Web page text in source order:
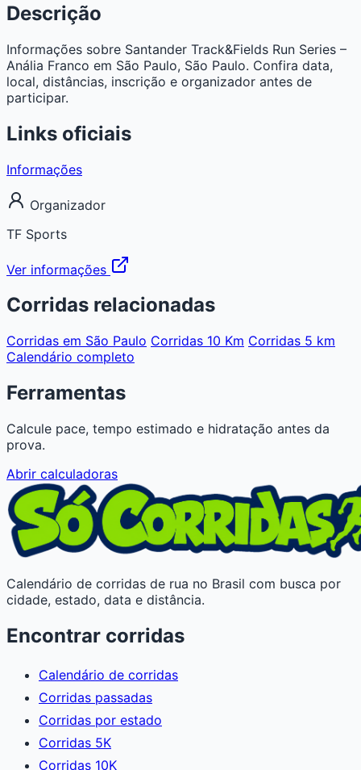
Descrição
Informações sobre Santander Track&Fields Run Series –
Anália Franco em São Paulo, São Paulo. Confira data,
local, distâncias, inscrição e organizador antes de
participar.
Links oficiais
Informações
Organizador
TF Sports
Ver informações
Corridas relacionadas
Corridas em São Paulo Corridas 10 Km Corridas 5 km
Calendário completo
Ferramentas
Calcule pace, tempo estimado e hidratação antes da
prova.
Abrir calculadoras
Calendário de corridas de rua no Brasil com busca por
cidade, estado, data e distância.
Encontrar corridas
Calendário de corridas
Corridas passadas
Corridas por estado
Corridas 5K
Corridas 10K